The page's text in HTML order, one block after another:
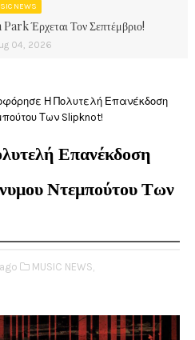
NEWS
Έρχεται Τον Σεπτέμβριο!
04, 2026
Η Πολυτελή Επανέκδοση
Των Slipknot!
Επανέκδοση
Ντεμπούτου Των
MUSIC NEWS,